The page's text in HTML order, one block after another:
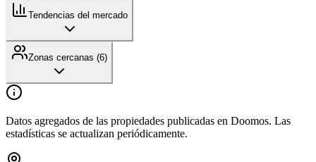
Tendencias del mercado
Zonas cercanas (6)
Datos agregados de las propiedades publicadas en Doomos. Las
estadísticas se actualizan periódicamente.